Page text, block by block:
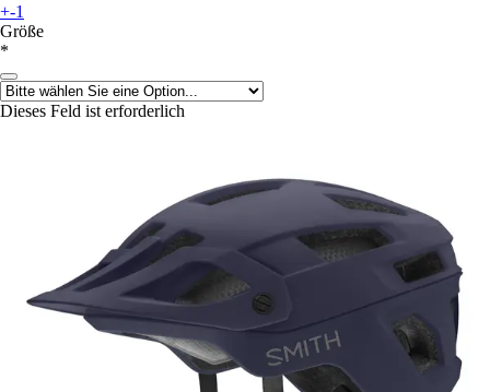
+-1
Größe
*
Dieses Feld ist erforderlich